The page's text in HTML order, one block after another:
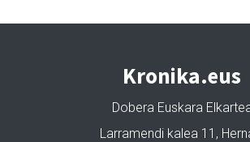
Kronika.eus
Dobera Euskara
Larramendi kalea 11,